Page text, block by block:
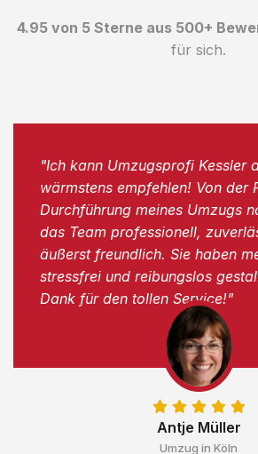
4.95 von 5 Sterne aus 500+
für sich.
Antje Müller
Umzug in Köln
"Ich kann Umzugsprofi Kessler
wärmstens empfehlen! Von der
Durchführung meines Umzugs
das Team professionell,
äußerst freundlich. Sie haben
stressfrei und reibungslos
Dank für den tollen Service!"